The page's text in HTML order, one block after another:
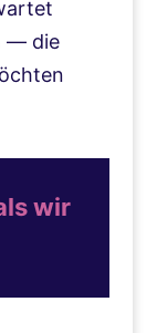
— die
wir